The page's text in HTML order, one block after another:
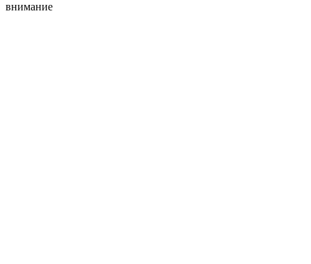
внимание